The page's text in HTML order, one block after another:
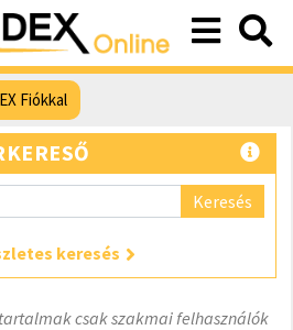
Fiókkal
Keresés
keresés
csak szakmai felhasználók